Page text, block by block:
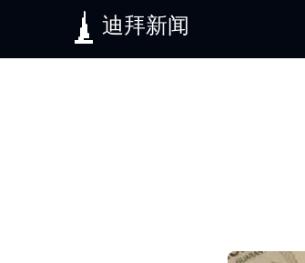
迪拜新闻